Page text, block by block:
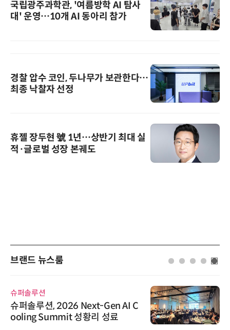
국립광주과학관, '여름방학 AI 탐사
대' 운영…10개 AI 동아리 참가
경찰 압수 코인, 두나무가 보관한다…
최종 낙찰자 선정
휴젤 장두현 號 1년…상반기 최대 실
적·글로벌 성장 본궤도
브랜드 뉴스룸
슈퍼솔루션
슈퍼솔루션, 2026 Next-Gen AI C
ooling Summit 성황리 성료